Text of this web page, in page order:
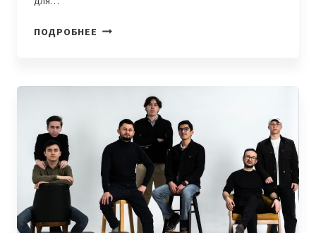
ПОДРОБНЕЕ ALOQAVENTURES
DETECTING-
AI.COM